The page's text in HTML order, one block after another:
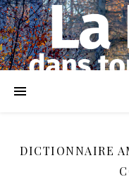
DICTIONNAIRE